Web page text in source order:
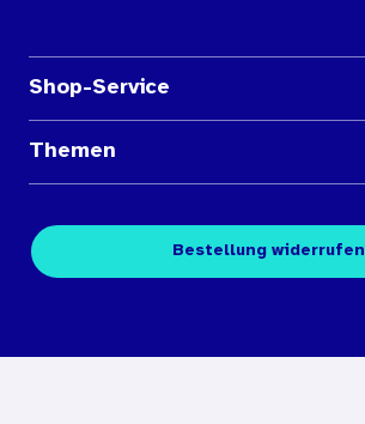
Shop-Service
Medienübersichten
Kontakt
Themen
Fachpublikationen
Digitales Archiv
Bestellung widerrufen